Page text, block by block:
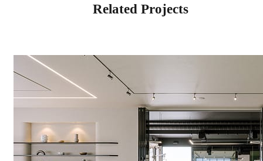
Related Projects